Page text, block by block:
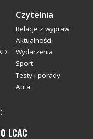
Czytelnia
Relacje z wypraw
Aktualności
Wydarzenia
Sport
Testy i porady
Auta
LCAC